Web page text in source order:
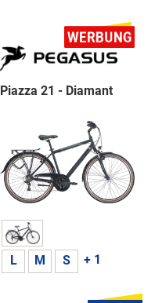
Piazza 21 - Diamant
L M S + 1